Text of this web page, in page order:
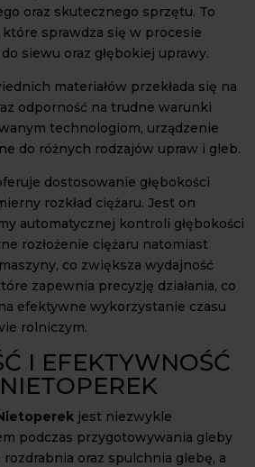
oraz skutecznego sprzętu. To
które sprawdza się w procesie
siewu oraz głębokiej uprawy.
materiałów przekłada się na
odporność na trudne warunki
technologiom, urządzenie
do różnych rodzajów upraw i gleb.
dostosowanie głębokości
rozkład ciężaru. Jest on
automatycznej kontroli głębokości
rozłożenie ciężaru natomiast
co zwiększa wydajność
zapewnia precyzję działania, co
efektywne wykorzystanie czasu
rolniczym.
I EFEKTYWNOŚĆ
jest niezwykle
podczas przygotowywania gleby
oraz spulchnia glebę, a